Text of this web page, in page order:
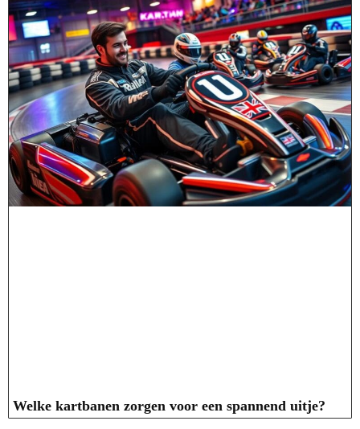
Welke kartbanen zorgen voor een spannend uitje?